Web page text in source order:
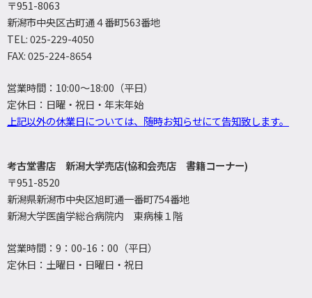
〒951-8063
新潟市中央区古町通４番町563番地
TEL: 025-229-4050
FAX: 025-224-8654
営業時間：10:00～18:00（平日）
定休日：日曜・祝日・年末年始
上記以外の休業日については、随時お知らせにて告知致します。
考古堂書店 新潟大学売店(協和会売店 書籍コーナー)
〒951-8520
新潟県新潟市中央区旭町通一番町754番地
新潟大学医歯学総合病院内 東病棟１階
営業時間：9：00-16：00（平日）
定休日：土曜日・日曜日・祝日